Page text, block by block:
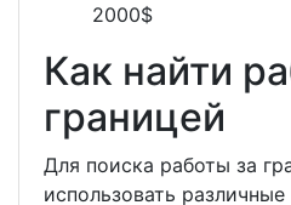
2000$
Как найти
границей
Для поиска работы за
использовать